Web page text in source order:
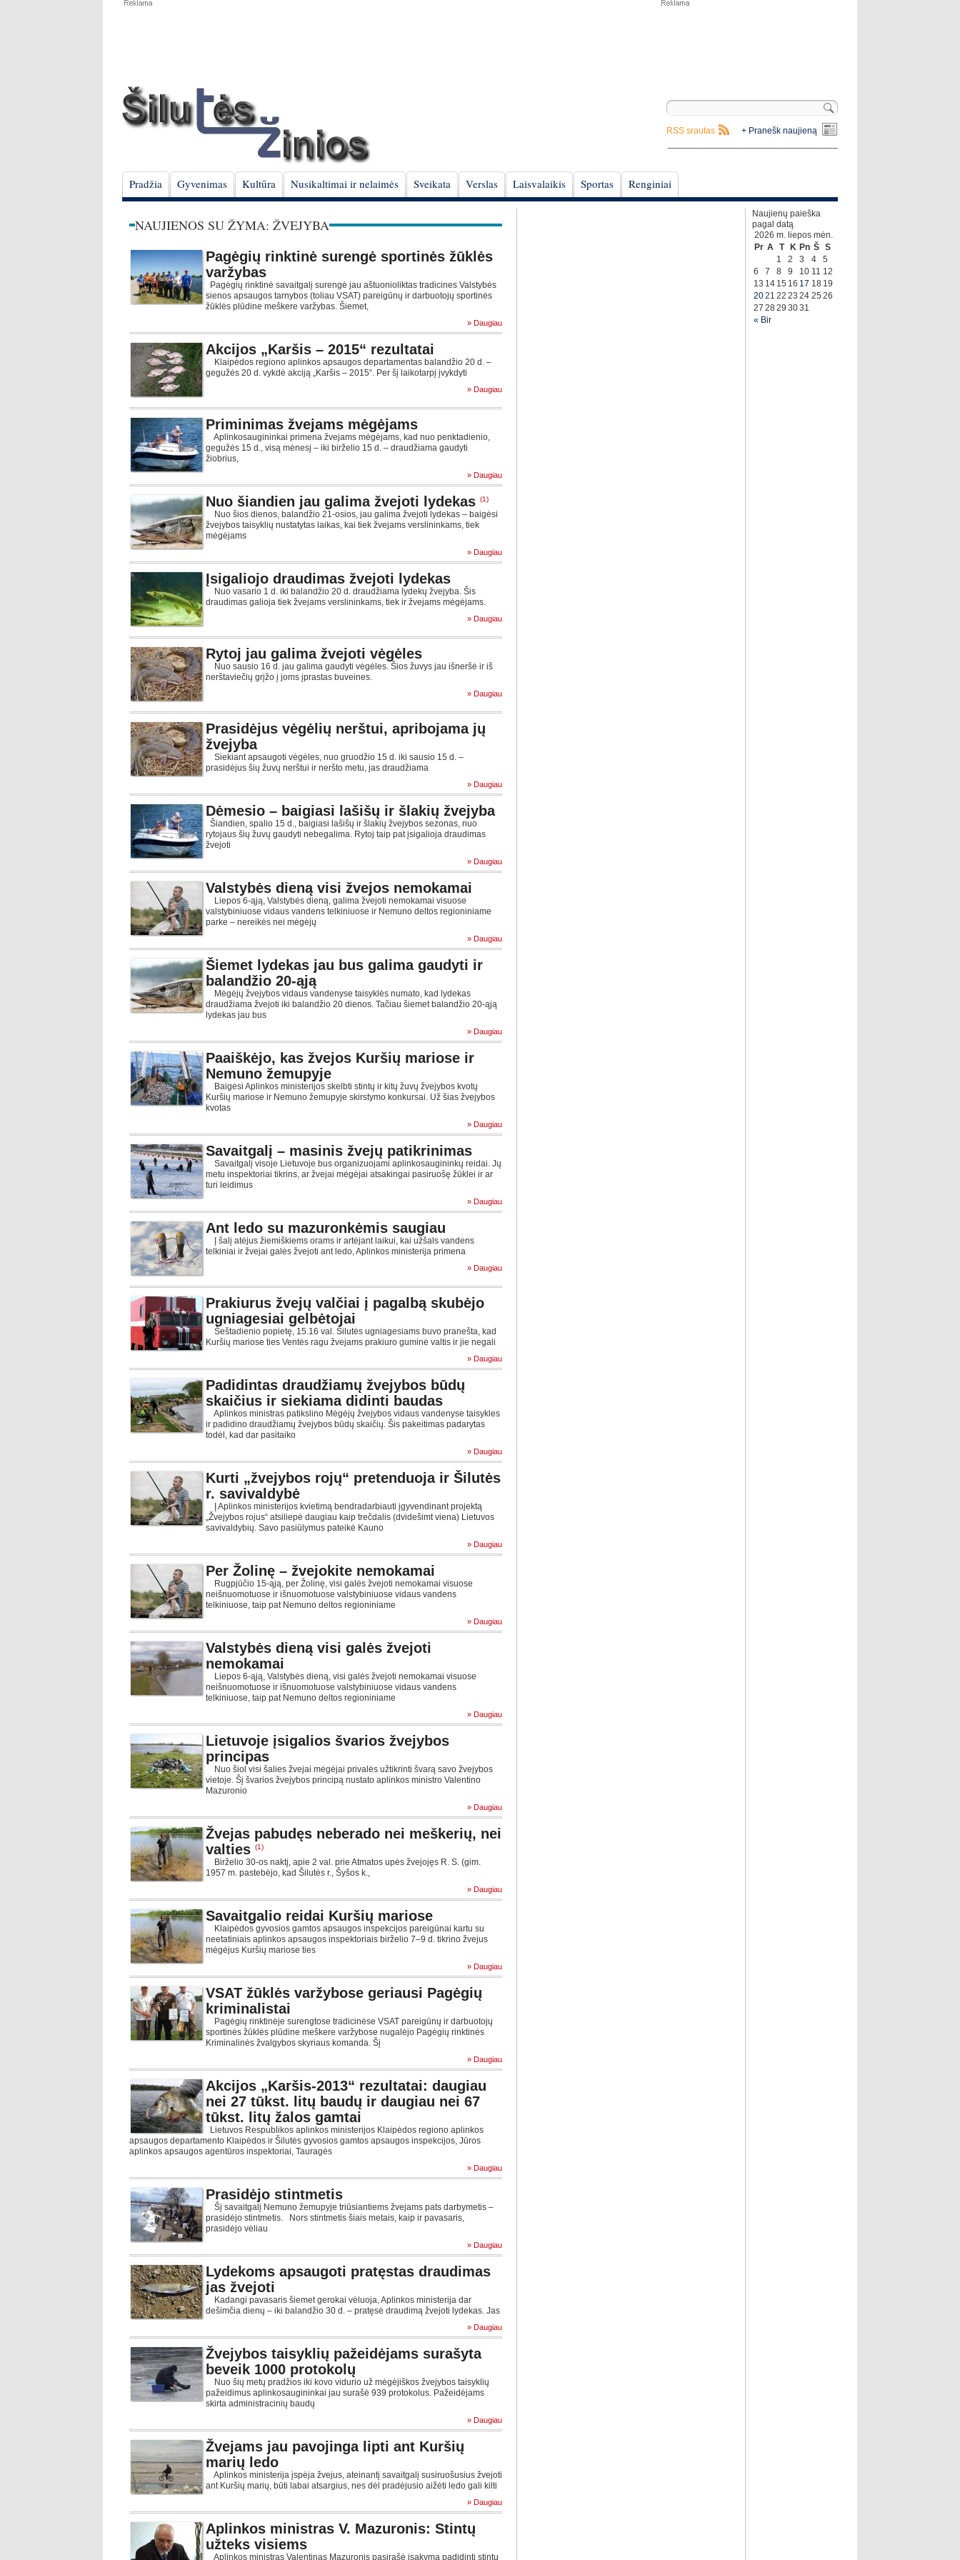
+ Pranešk naujieną
RSS srautas
Pradžia Gyvenimas Kultūra Nusikaltimai ir nelaimės Sveikata Verslas Laisvalaikis Sportas Renginiai
NAUJIENOS SU ŽYMA: ŽVEJYBA
Pagėgių rinktinė surengė sportinės žūklės
varžybas
Pagėgių rinktinė savaitgalį surengė jau aštuonioliktas tradicines Valstybės
sienos apsaugos tarnybos (toliau VSAT) pareigūnų ir darbuotojų sportinės
žūklės plūdine meškere varžybas. Šiemet,
» Daugiau
Akcijos „Karšis – 2015“ rezultatai
Klaipėdos regiono aplinkos apsaugos departamentas balandžio 20 d. –
gegužės 20 d. vykdė akciją „Karšis – 2015“. Per šį laikotarpį įvykdyti
» Daugiau
Priminimas žvejams mėgėjams
Aplinkosaugininkai primena žvejams mėgėjams, kad nuo penktadienio,
gegužės 15 d., visą mėnesį – iki birželio 15 d. – draudžiama gaudyti
žiobrius,
» Daugiau
Nuo šiandien jau galima žvejoti lydekas (1)
Nuo šios dienos, balandžio 21-osios, jau galima žvejoti lydekas – baigėsi
žvejybos taisyklių nustatytas laikas, kai tiek žvejams verslininkams, tiek
mėgėjams
» Daugiau
Įsigaliojo draudimas žvejoti lydekas
Nuo vasario 1 d. iki balandžio 20 d. draudžiama lydekų žvejyba. Šis
draudimas galioja tiek žvejams verslininkams, tiek ir žvejams mėgėjams.
» Daugiau
Rytoj jau galima žvejoti vėgėles
Nuo sausio 16 d. jau galima gaudyti vėgėles. Šios žuvys jau išneršė ir iš
nerštaviečių grįžo į joms įprastas buveines.
» Daugiau
Prasidėjus vėgėlių nerštui, apribojama jų
žvejyba
Siekiant apsaugoti vėgėles, nuo gruodžio 15 d. iki sausio 15 d. –
prasidėjus šių žuvų nerštui ir neršto metu, jas draudžiama
» Daugiau
Dėmesio – baigiasi lašišų ir šlakių žvejyba
Šiandien, spalio 15 d., baigiasi lašišų ir šlakių žvejybos sezonas, nuo
rytojaus šių žuvų gaudyti nebegalima. Rytoj taip pat įsigalioja draudimas
žvejoti
» Daugiau
Valstybės dieną visi žvejos nemokamai
Liepos 6-ąją, Valstybės dieną, galima žvejoti nemokamai visuose
valstybiniuose vidaus vandens telkiniuose ir Nemuno deltos regioniniame
parke – nereikės nei mėgėjų
» Daugiau
Šiemet lydekas jau bus galima gaudyti ir
balandžio 20-ąją
Mėgėjų žvejybos vidaus vandenyse taisyklės numato, kad lydekas
draudžiama žvejoti iki balandžio 20 dienos. Tačiau šiemet balandžio 20-ąją
lydekas jau bus
» Daugiau
Paaiškėjo, kas žvejos Kuršių mariose ir
Nemuno žemupyje
Baigėsi Aplinkos ministerijos skelbti stintų ir kitų žuvų žvejybos kvotų
Kuršių mariose ir Nemuno žemupyje skirstymo konkursai. Už šias žvejybos
kvotas
» Daugiau
Savaitgalį – masinis žvejų patikrinimas
Savaitgalį visoje Lietuvoje bus organizuojami aplinkosaugininkų reidai. Jų
metu inspektoriai tikrins, ar žvejai mėgėjai atsakingai pasiruošę žūklei ir ar
turi leidimus
» Daugiau
Ant ledo su mazuronkėmis saugiau
Į šalį atėjus žiemiškiems orams ir artėjant laikui, kai užšals vandens
telkiniai ir žvejai galės žvejoti ant ledo, Aplinkos ministerija primena
» Daugiau
Prakiurus žvejų valčiai į pagalbą skubėjo
ugniagesiai gelbėtojai
Šeštadienio popietę, 15.16 val. Šilutės ugniagesiams buvo pranešta, kad
Kuršių mariose ties Ventės ragu žvejams prakiuro guminė valtis ir jie negali
» Daugiau
Padidintas draudžiamų žvejybos būdų
skaičius ir siekiama didinti baudas
Aplinkos ministras patikslino Mėgėjų žvejybos vidaus vandenyse taisykles
ir padidino draudžiamų žvejybos būdų skaičių. Šis pakeitimas padarytas
todėl, kad dar pasitaiko
» Daugiau
Kurti „žvejybos rojų“ pretenduoja ir Šilutės
r. savivaldybė
Į Aplinkos ministerijos kvietimą bendradarbiauti įgyvendinant projektą
„Žvejybos rojus“ atsiliepė daugiau kaip trečdalis (dvidešimt viena) Lietuvos
savivaldybių. Savo pasiūlymus pateikė Kauno
» Daugiau
Per Žolinę – žvejokite nemokamai
Rugpjūčio 15-ąją, per Žolinę, visi galės žvejoti nemokamai visuose
neišnuomotuose ir išnuomotuose valstybiniuose vidaus vandens
telkiniuose, taip pat Nemuno deltos regioniniame
» Daugiau
Valstybės dieną visi galės žvejoti
nemokamai
Liepos 6-ąją, Valstybės dieną, visi galės žvejoti nemokamai visuose
neišnuomotuose ir išnuomotuose valstybiniuose vidaus vandens
telkiniuose, taip pat Nemuno deltos regioniniame
» Daugiau
Lietuvoje įsigalios švarios žvejybos
principas
Nuo šiol visi šalies žvejai mėgėjai privalės užtikrinti švarą savo žvejybos
vietoje. Šį švarios žvejybos principą nustato aplinkos ministro Valentino
Mazuronio
» Daugiau
Žvejas pabudęs neberado nei meškerių, nei
valties (1)
Birželio 30-os naktį, apie 2 val. prie Atmatos upės žvejojęs R. S. (gim.
1957 m. pastebėjo, kad Šilutės r., Šyšos k.,
» Daugiau
Savaitgalio reidai Kuršių mariose
Klaipėdos gyvosios gamtos apsaugos inspekcijos pareigūnai kartu su
neetatiniais aplinkos apsaugos inspektoriais birželio 7–9 d. tikrino žvejus
mėgėjus Kuršių mariose ties
» Daugiau
VSAT žūklės varžybose geriausi Pagėgių
kriminalistai
Pagėgių rinktinėje surengtose tradicinėse VSAT pareigūnų ir darbuotojų
sportinės žūklės plūdine meškere varžybose nugalėjo Pagėgių rinktinės
Kriminalinės žvalgybos skyriaus komanda. Šį
» Daugiau
Akcijos „Karšis-2013“ rezultatai: daugiau
nei 27 tūkst. litų baudų ir daugiau nei 67
tūkst. litų žalos gamtai
Lietuvos Respublikos aplinkos ministerijos Klaipėdos regiono aplinkos
apsaugos departamento Klaipėdos ir Šilutės gyvosios gamtos apsaugos inspekcijos, Jūros
aplinkos apsaugos agentūros inspektoriai, Tauragės
» Daugiau
Prasidėjo stintmetis
Šį savaitgalį Nemuno žemupyje triūsiantiems žvejams pats darbymetis –
prasidėjo stintmetis. Nors stintmetis šiais metais, kaip ir pavasaris,
prasidėjo vėliau
» Daugiau
Lydekoms apsaugoti pratęstas draudimas
jas žvejoti
Kadangi pavasaris šiemet gerokai vėluoja, Aplinkos ministerija dar
dešimčia dienų – iki balandžio 30 d. – pratęsė draudimą žvejoti lydekas. Jas
» Daugiau
Žvejybos taisyklių pažeidėjams surašyta
beveik 1000 protokolų
Nuo šių metų pradžios iki kovo vidurio už mėgėjiškos žvejybos taisyklių
pažeidimus aplinkosaugininkai jau surašė 939 protokolus. Pažeidėjams
skirta administracinių baudų
» Daugiau
Žvejams jau pavojinga lipti ant Kuršių
marių ledo
Aplinkos ministerija įspėja žvejus, ateinantį savaitgalį susiruošusius žvejoti
ant Kuršių marių, būti labai atsargius, nes dėl pradėjusio aižėti ledo gali kilti
» Daugiau
Aplinkos ministras V. Mazuronis: Stintų
užteks visiems
Aplinkos ministras Valentinas Mazuronis pasirašė įsakymą padidinti stintų
Naujienų paieška
pagal datą
2026 m. liepos mėn.
Pr A T K Pn Š S
« Bir
1 2 3 4
5
6
7 8 9 10 11 12
13 14 15 16 17 18 19
2021 22 23 24 25 26
27 2829 3031